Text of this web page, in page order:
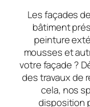
Les façades
bâtiment
peinture
mousses et
votre façade ?
des travaux de
cela, nos
disposition